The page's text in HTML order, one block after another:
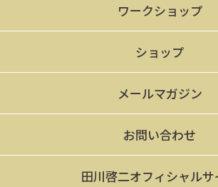
ワークショップ
ショップ
メールマガジン
お問い合わせ
田川啓二オフィシャルサ